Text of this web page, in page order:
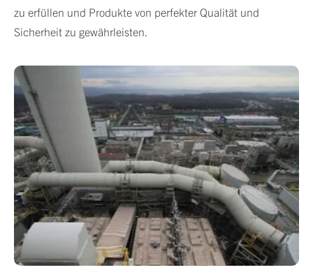
zu erfüllen und Produkte von perfekter Qualität und
Sicherheit zu gewährleisten.